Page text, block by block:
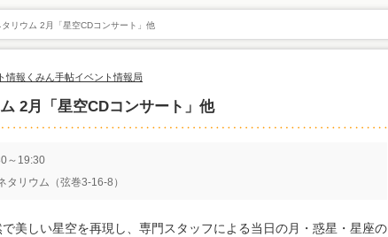
リウム 2月「星空CDコンサート」他
情報 くみん手帖イベント情報局
2月「星空CDコンサート」他
～19:30
リウム（弦巻3-16-8）
美しい星空を再現し、専門スタッフによる当日の月・惑星・星座の